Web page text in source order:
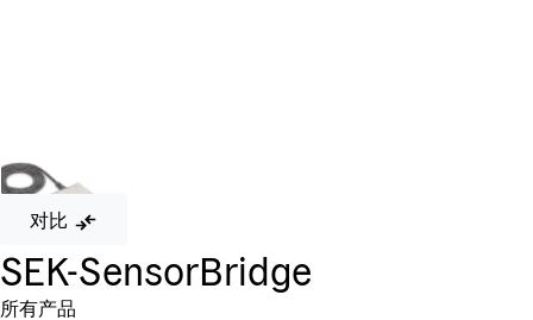
对比
SEK-SensorBridge
所有产品